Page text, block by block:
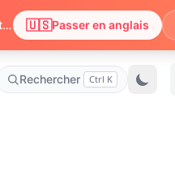
Rechercher Ctrl K
Nous avons remarqué que votre navigateur préfère anglais. Passer pour profiter du contenu en anglais ? 🇺🇸Passer en anglais